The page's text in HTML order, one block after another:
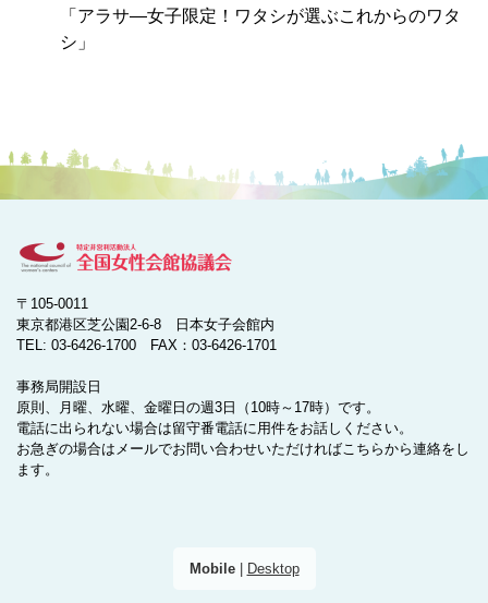
「アラサ―女子限定！ワタシが選ぶこれからのワタ
シ」
〒105-0011
東京都港区芝公園2-6-8 日本女子会館内
TEL: 03-6426-1700 FAX：03-6426-1701
事務局開設日
原則、月曜、水曜、金曜日の週3日（10時～17時）です。
電話に出られない場合は留守番電話に用件をお話しください。
お急ぎの場合はメールでお問い合わせいただければこちらから連絡をし
ます。
Mobile| Desktop